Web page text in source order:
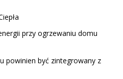
przy ogrzewaniu domu
powinien być zintegrowany z